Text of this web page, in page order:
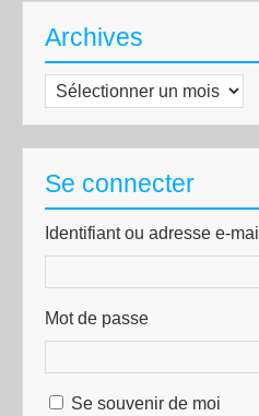
Archives
Archives
Se connecter
Identifiant ou adresse e-mail
Mot de passe
Se souvenir de moi